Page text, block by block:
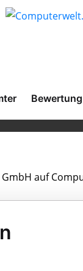
Bewertung
auf